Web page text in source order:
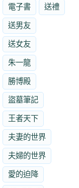
電子書 送禮
送男友
送女友
朱一龍
勝博殿
盜墓筆記
王者天下
夫妻的世界
夫婦的世界
愛的迫降